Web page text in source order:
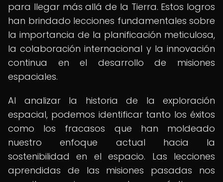
para llegar más allá de la Tierra. Estos logros
han brindado lecciones fundamentales sobre
la importancia de la planificación meticulosa,
la colaboración internacional y la innovación
continua en el desarrollo de misiones
espaciales.
Al analizar la historia de la exploración
espacial, podemos identificar tanto los éxitos
como los fracasos que han moldeado
nuestro enfoque actual hacia la
sostenibilidad en el espacio. Las lecciones
aprendidas de las misiones pasadas nos